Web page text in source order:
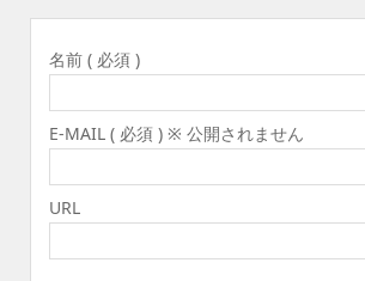
名前 ( 必須 )
E-MAIL ( 必須 ) ※ 公開されません
URL